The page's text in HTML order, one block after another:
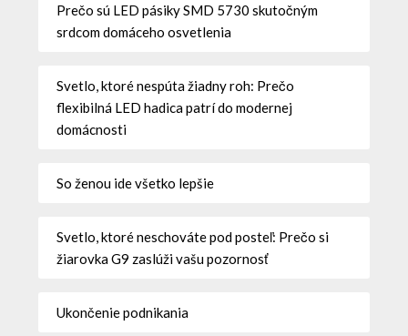
Prečo sú LED pásiky SMD 5730 skutočným
srdcom domáceho osvetlenia
Svetlo, ktoré nespúta žiadny roh: Prečo
flexibilná LED hadica patrí do modernej
domácnosti
So ženou ide všetko lepšie
Svetlo, ktoré neschováte pod posteľ: Prečo si
žiarovka G9 zaslúži vašu pozornosť
Ukončenie podnikania